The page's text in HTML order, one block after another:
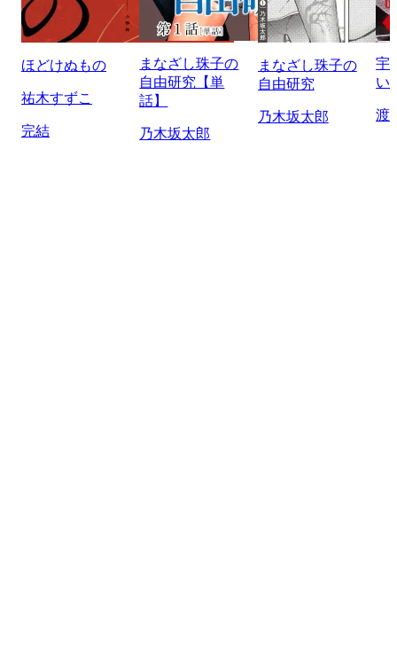
ほどけぬもの
祐木すずこ
完結
まなざし珠子の
自由研究【単
話】
乃木坂太郎
まなざし珠子の
自由研究
乃木坂太郎
宇
い
渡